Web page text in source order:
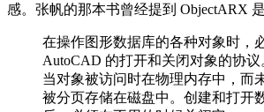
感。张帆的那本书曾经提到 ObjectARX
在操作图形数据库的各种对象时，
AutoCAD 的打开和关闭对象的协
当对象被访问时在物理内存中，而
被分页存储在磁盘中。创建和打开